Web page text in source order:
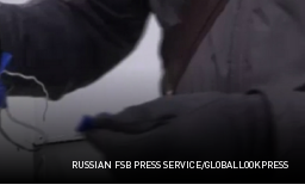
RUSSIAN FSB PRESS SERVICE/GLOBALLOOKPRESS